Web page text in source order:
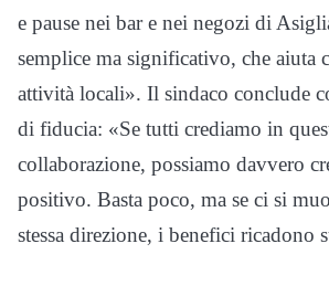
e pause nei bar e nei negozi di
semplice ma significativo, che aiuta
attività locali». Il sindaco conclude
di fiducia: «Se tutti crediamo in
collaborazione, possiamo davvero
positivo. Basta poco, ma se ci si
stessa direzione, i benefici ricadono